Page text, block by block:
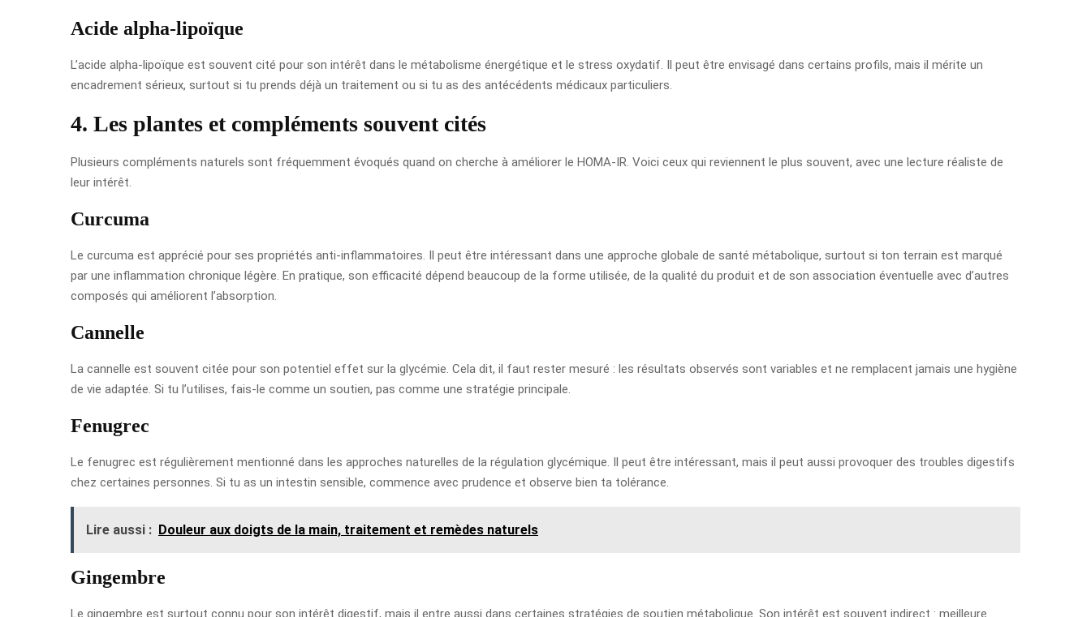
Acide alpha-lipoïque
L’acide alpha-lipoïque est souvent cité pour son intérêt dans le métabolisme énergétique et le stress oxydatif. Il peut être envisagé dans certains profils, mais il mérite un
encadrement sérieux, surtout si tu prends déjà un traitement ou si tu as des antécédents médicaux particuliers.
4. Les plantes et compléments souvent cités
Plusieurs compléments naturels sont fréquemment évoqués quand on cherche à améliorer le HOMA-IR. Voici ceux qui reviennent le plus souvent, avec une lecture réaliste de
leur intérêt.
Curcuma
Le curcuma est apprécié pour ses propriétés anti-inflammatoires. Il peut être intéressant dans une approche globale de santé métabolique, surtout si ton terrain est marqué
par une inflammation chronique légère. En pratique, son efficacité dépend beaucoup de la forme utilisée, de la qualité du produit et de son association éventuelle avec d’autres
composés qui améliorent l’absorption.
Cannelle
La cannelle est souvent citée pour son potentiel effet sur la glycémie. Cela dit, il faut rester mesuré : les résultats observés sont variables et ne remplacent jamais une hygiène
de vie adaptée. Si tu l’utilises, fais-le comme un soutien, pas comme une stratégie principale.
Fenugrec
Le fenugrec est régulièrement mentionné dans les approches naturelles de la régulation glycémique. Il peut être intéressant, mais il peut aussi provoquer des troubles digestifs
chez certaines personnes. Si tu as un intestin sensible, commence avec prudence et observe bien ta tolérance.
Lire aussi : Douleur aux doigts de la main, traitement et remèdes naturels
Gingembre
Le gingembre est surtout connu pour son intérêt digestif, mais il entre aussi dans certaines stratégies de soutien métabolique. Son intérêt est souvent indirect : meilleure